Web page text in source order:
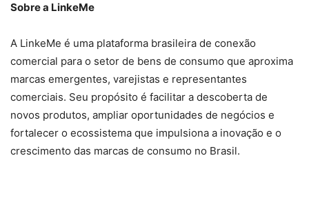
Sobre a LinkeMe
A LinkeMe é uma plataforma brasileira de conexão
comercial para o setor de bens de consumo que aproxima
marcas emergentes, varejistas e representantes
comerciais. Seu propósito é facilitar a descoberta de
novos produtos, ampliar oportunidades de negócios e
fortalecer o ecossistema que impulsiona a inovação e o
crescimento das marcas de consumo no Brasil.